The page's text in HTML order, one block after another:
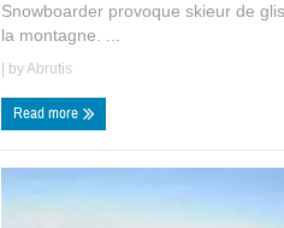
Snowboarder provoque skieur de
la montagne. ...
| byAbrutis
Read more